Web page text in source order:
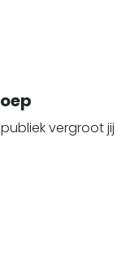
vergroot jij